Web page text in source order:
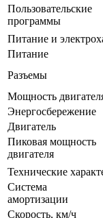
Пользовательские
программы
Питание и
Питание
Разъемы
Мощность
Энергосбережение
Двигатель
Пиковая мощность
двигателя
Технические
Система
амортизации
Скорость, км/ч